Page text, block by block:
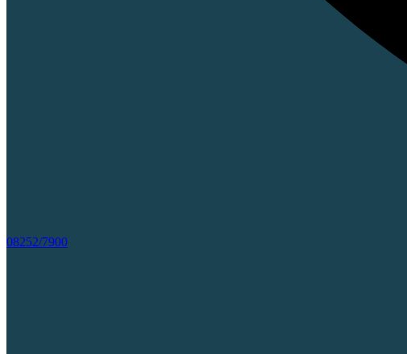
08252/7900